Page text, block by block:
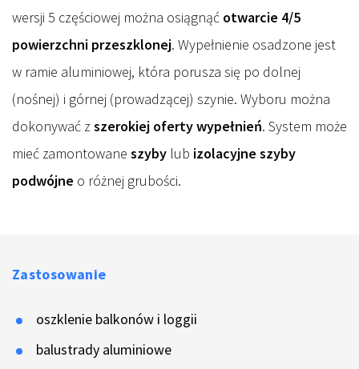
wersji 5 częściowej można osiągnąć otwarcie 4/5
powierzchni przeszklonej. Wypełnienie osadzone jest
w ramie aluminiowej, która porusza się po dolnej
(nośnej) i górnej (prowadzącej) szynie. Wyboru można
dokonywać zszerokiej oferty wypełnień. System może
mieć zamontowane szyby lub izolacyjne szyby
podwójne o różnej grubości.
Zastosowanie
oszklenie balkonów i loggii
balustrady aluminiowe